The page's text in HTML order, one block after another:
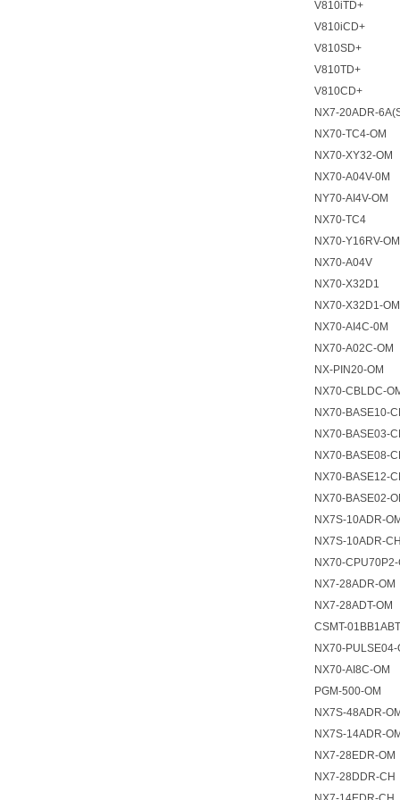
V810iTD+
V810iCD+
V810SD+
V810TD+
V810CD+
NX7-20ADR-
NX70-TC4-OM
NX70-XY32-OM
NX70-A04V-0M
NY70-AI4V-OM
NX70-TC4
NX70-Y16RV-OM
NX70-A04V
NX70-X32D1
NX70-X32D1-OM
NX70-AI4C-0M
NX70-A02C-OM
NX-PIN20-OM
NX70-CBLDC-
NX70-BASE10-
NX70-BASE03-
NX70-BASE08-
NX70-BASE12-
NX70-BASE02-
NX7S-10ADR-OM
NX7S-10ADR-CH
NX70-CPU70P2-
NX7-28ADR-OM
NX7-28ADT-OM
CSMT-
NX70-PULSE04-
NX70-AI8C-OM
PGM-500-OM
NX7S-48ADR-OM
NX7S-14ADR-OM
NX7-28EDR-OM
NX7-28DDR-CH